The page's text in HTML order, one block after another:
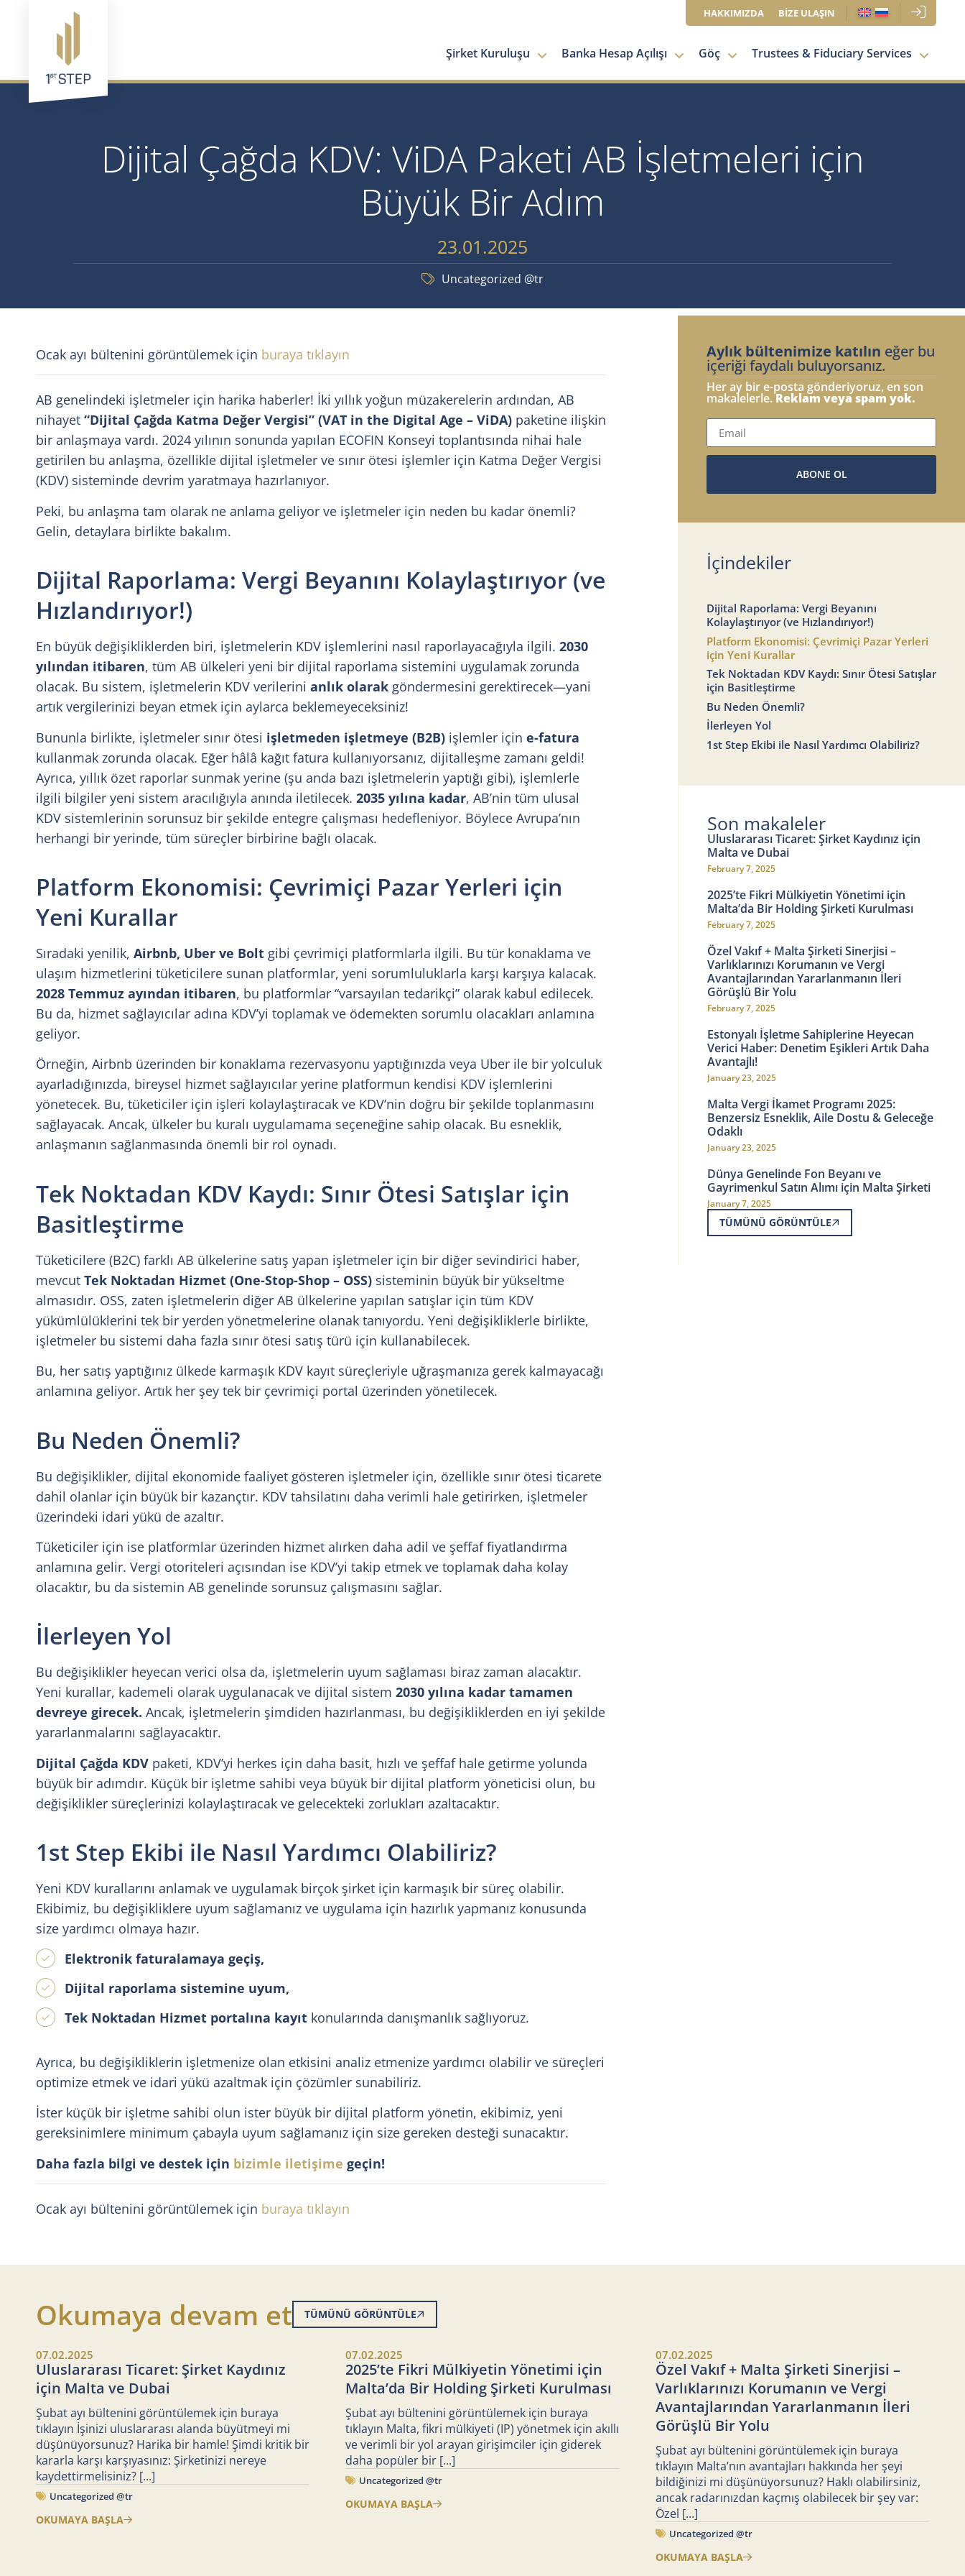
HAKKIMIZDA BİZE ULAŞIN
Şirket Kuruluşu Banka Hesap Açılışı Göç Trustees & Fiduciary Services
Dijital Çağda KDV: ViDA Paketi AB İşletmeleri için
Büyük Bir Adım
23.01.2025
Uncategorized @tr
Ocak ayı bültenini görüntülemek için buraya tıklayın
AB genelindeki işletmeler için harika haberler! İki yıllık yoğun müzakerelerin ardından, AB
nihayet “Dijital Çağda Katma Değer Vergisi” (VAT in the Digital Age – ViDA) paketine ilişkin
bir anlaşmaya vardı. 2024 yılının sonunda yapılan ECOFIN Konseyi toplantısında nihai hale
getirilen bu anlaşma, özellikle dijital işletmeler ve sınır ötesi işlemler için Katma Değer Vergisi
(KDV) sisteminde devrim yaratmaya hazırlanıyor.
Peki, bu anlaşma tam olarak ne anlama geliyor ve işletmeler için neden bu kadar önemli?
Gelin, detaylara birlikte bakalım.
Dijital Raporlama: Vergi Beyanını Kolaylaştırıyor (ve
Hızlandırıyor!)
En büyük değişikliklerden biri, işletmelerin KDV işlemlerini nasıl raporlayacağıyla ilgili. 2030
yılından itibaren, tüm AB ülkeleri yeni bir dijital raporlama sistemini uygulamak zorunda
olacak. Bu sistem, işletmelerin KDV verilerini anlık olarak göndermesini gerektirecek—yani
artık vergilerinizi beyan etmek için aylarca beklemeyeceksiniz!
Bununla birlikte, işletmeler sınır ötesi işletmeden işletmeye (B2B) işlemler için e-fatura
kullanmak zorunda olacak. Eğer hâlâ kağıt fatura kullanıyorsanız, dijitalleşme zamanı geldi!
Ayrıca, yıllık özet raporlar sunmak yerine (şu anda bazı işletmelerin yaptığı gibi), işlemlerle
ilgili bilgiler yeni sistem aracılığıyla anında iletilecek. 2035 yılına kadar, AB’nin tüm ulusal
KDV sistemlerinin sorunsuz bir şekilde entegre çalışması hedefleniyor. Böylece Avrupa’nın
herhangi bir yerinde, tüm süreçler birbirine bağlı olacak.
Platform Ekonomisi: Çevrimiçi Pazar Yerleri için
Yeni Kurallar
Sıradaki yenilik, Airbnb, Uber ve Bolt gibi çevrimiçi platformlarla ilgili. Bu tür konaklama ve
ulaşım hizmetlerini tüketicilere sunan platformlar, yeni sorumluluklarla karşı karşıya kalacak.
2028 Temmuz ayından itibaren, bu platformlar “varsayılan tedarikçi” olarak kabul edilecek.
Bu da, hizmet sağlayıcılar adına KDV’yi toplamak ve ödemekten sorumlu olacakları anlamına
geliyor.
Örneğin, Airbnb üzerinden bir konaklama rezervasyonu yaptığınızda veya Uber ile bir yolculuk
ayarladığınızda, bireysel hizmet sağlayıcılar yerine platformun kendisi KDV işlemlerini
yönetecek. Bu, tüketiciler için işleri kolaylaştıracak ve KDV’nin doğru bir şekilde toplanmasını
sağlayacak. Ancak, ülkeler bu kuralı uygulamama seçeneğine sahip olacak. Bu esneklik,
anlaşmanın sağlanmasında önemli bir rol oynadı.
Tek Noktadan KDV Kaydı: Sınır Ötesi Satışlar için
Basitleştirme
Tüketicilere (B2C) farklı AB ülkelerine satış yapan işletmeler için bir diğer sevindirici haber,
mevcut Tek Noktadan Hizmet (One-Stop-Shop – OSS) sisteminin büyük bir yükseltme
almasıdır. OSS, zaten işletmelerin diğer AB ülkelerine yapılan satışlar için tüm KDV
yükümlülüklerini tek bir yerden yönetmelerine olanak tanıyordu. Yeni değişikliklerle birlikte,
işletmeler bu sistemi daha fazla sınır ötesi satış türü için kullanabilecek.
Bu, her satış yaptığınız ülkede karmaşık KDV kayıt süreçleriyle uğraşmanıza gerek kalmayacağı
anlamına geliyor. Artık her şey tek bir çevrimiçi portal üzerinden yönetilecek.
Bu Neden Önemli?
Bu değişiklikler, dijital ekonomide faaliyet gösteren işletmeler için, özellikle sınır ötesi ticarete
dahil olanlar için büyük bir kazançtır. KDV tahsilatını daha verimli hale getirirken, işletmeler
üzerindeki idari yükü de azaltır.
Tüketiciler için ise platformlar üzerinden hizmet alırken daha adil ve şeffaf fiyatlandırma
anlamına gelir. Vergi otoriteleri açısından ise KDV’yi takip etmek ve toplamak daha kolay
olacaktır, bu da sistemin AB genelinde sorunsuz çalışmasını sağlar.
İlerleyen Yol
Bu değişiklikler heyecan verici olsa da, işletmelerin uyum sağlaması biraz zaman alacaktır.
Yeni kurallar, kademeli olarak uygulanacak ve dijital sistem 2030 yılına kadar tamamen
devreye girecek. Ancak, işletmelerin şimdiden hazırlanması, bu değişikliklerden en iyi şekilde
yararlanmalarını sağlayacaktır.
Dijital Çağda KDV paketi, KDV’yi herkes için daha basit, hızlı ve şeffaf hale getirme yolunda
büyük bir adımdır. Küçük bir işletme sahibi veya büyük bir dijital platform yöneticisi olun, bu
değişiklikler süreçlerinizi kolaylaştıracak ve gelecekteki zorlukları azaltacaktır.
1st Step Ekibi ile Nasıl Yardımcı Olabiliriz?
Yeni KDV kurallarını anlamak ve uygulamak birçok şirket için karmaşık bir süreç olabilir.
Ekibimiz, bu değişikliklere uyum sağlamanız ve uygulama için hazırlık yapmanız konusunda
size yardımcı olmaya hazır.
Elektronik faturalamaya geçiş,
Dijital raporlama sistemine uyum,
Tek Noktadan Hizmet portalına kayıt konularında danışmanlık sağlıyoruz.
Ayrıca, bu değişikliklerin işletmenize olan etkisini analiz etmenize yardımcı olabilir ve süreçleri
optimize etmek ve idari yükü azaltmak için çözümler sunabiliriz.
İster küçük bir işletme sahibi olun ister büyük bir dijital platform yönetin, ekibimiz, yeni
gereksinimlere minimum çabayla uyum sağlamanız için size gereken desteği sunacaktır.
Daha fazla bilgi ve destek için bizimle iletişime geçin!
Ocak ayı bültenini görüntülemek için buraya tıklayın
Aylık bültenimize katılın eğer bu
içeriği faydalı buluyorsanız.
Her ay bir e-posta gönderiyoruz, en son
makalelerle.Reklam veya spam yok.
ABONE OL
İçindekiler
Dijital Raporlama: Vergi Beyanını
Kolaylaştırıyor (ve Hızlandırıyor!)
Platform Ekonomisi: Çevrimiçi Pazar Yerleri
için Yeni Kurallar
Tek Noktadan KDV Kaydı: Sınır Ötesi Satışlar
için Basitleştirme
Bu Neden Önemli?
İlerleyen Yol
1st Step Ekibi ile Nasıl Yardımcı Olabiliriz?
Son makaleler
Uluslararası Ticaret: Şirket Kaydınız için
Malta ve Dubai
February 7, 2025
2025’te Fikri Mülkiyetin Yönetimi için
Malta’da Bir Holding Şirketi Kurulması
February 7, 2025
Özel Vakıf + Malta Şirketi Sinerjisi –
Varlıklarınızı Korumanın ve Vergi
Avantajlarından Yararlanmanın İleri
Görüşlü Bir Yolu
February 7, 2025
Estonyalı İşletme Sahiplerine Heyecan
Verici Haber: Denetim Eşikleri Artık Daha
Avantajlı!
January 23, 2025
Malta Vergi İkamet Programı 2025:
Benzersiz Esneklik, Aile Dostu & Geleceğe
Odaklı
January 23, 2025
Dünya Genelinde Fon Beyanı ve
Gayrimenkul Satın Alımı için Malta Şirketi
January 7, 2025
TÜMÜNÜ GÖRÜNTÜLE
Okumaya devam et TÜMÜNÜ GÖRÜNTÜLE
07.02.2025
Uluslararası Ticaret: Şirket Kaydınız
için Malta ve Dubai
Şubat ayı bültenini görüntülemek için buraya
tıklayın İşinizi uluslararası alanda büyütmeyi mi
düşünüyorsunuz? Harika bir hamle! Şimdi kritik bir
kararla karşı karşıyasınız: Şirketinizi nereye
kaydettirmelisiniz? [...]
Uncategorized @tr
OKUMAYA BAŞLA
07.02.2025
2025’te Fikri Mülkiyetin Yönetimi için
Malta’da Bir Holding Şirketi Kurulması
Şubat ayı bültenini görüntülemek için buraya
tıklayın Malta, fikri mülkiyeti (IP) yönetmek için akıllı
ve verimli bir yol arayan girişimciler için giderek
daha popüler bir [...]
Uncategorized @tr
OKUMAYA BAŞLA
07.02.2025
Özel Vakıf + Malta Şirketi Sinerjisi –
Varlıklarınızı Korumanın ve Vergi
Avantajlarından Yararlanmanın İleri
Görüşlü Bir Yolu
Şubat ayı bültenini görüntülemek için buraya
tıklayın Malta’nın avantajları hakkında her şeyi
bildiğinizi mi düşünüyorsunuz? Haklı olabilirsiniz,
ancak radarınızdan kaçmış olabilecek bir şey var:
Özel [...]
Uncategorized @tr
OKUMAYA BAŞLA